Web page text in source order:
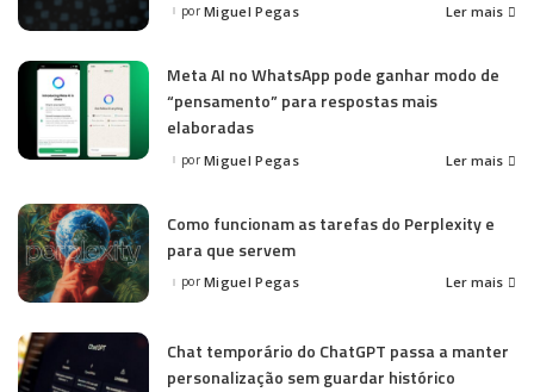
Posted
por Miguel Pegas Ler mais
Meta AI no WhatsApp pode ganhar modo de
“pensamento” para respostas mais
elaboradas
Posted
por Miguel Pegas Ler mais
Como funcionam as tarefas do Perplexity e
para que servem
Posted
por Miguel Pegas Ler mais
Chat temporário do ChatGPT passa a manter
personalização sem guardar histórico